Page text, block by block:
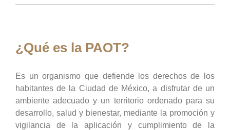
¿Qué es la PAOT?
Es un organismo que defiende los derechos de los
habitantes de la Ciudad de México, a disfrutar de un
ambiente adecuado y un territorio ordenado para su
desarrollo, salud y bienestar, mediante la promoción y
vigilancia de la aplicación y cumplimiento de la